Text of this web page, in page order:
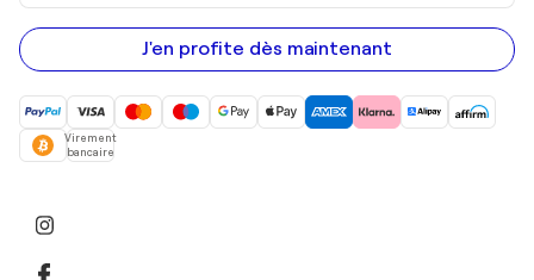
adresse
e-
mail
J'en profite dès maintenant
Virement
bancaire